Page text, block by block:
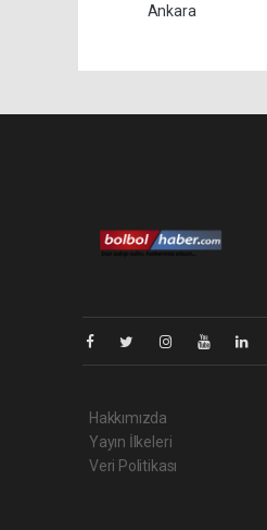
Ankara
Hakkımızda
Yayın İlkeleri
Veri Politikası